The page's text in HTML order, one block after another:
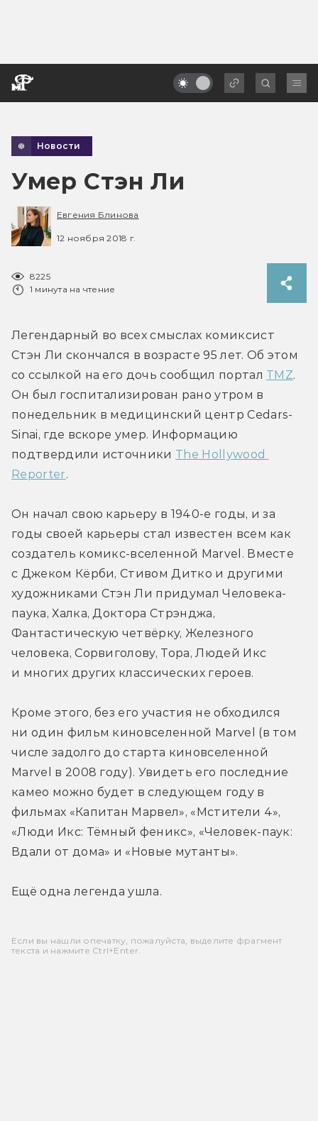
Новости
Умер Стэн Ли
Евгения Блинова
12 ноября 2018 г.
8225
1 минута на чтение
Легендарный во всех смыслах комиксист
Стэн Ли скончался в возрасте 95 лет. Об этом
со ссылкой на его дочь сообщил портал TMZ.
Он был госпитализирован рано утром в
понедельник в медицинский центр Cedars-
Sinai, где вскоре умер. Информацию
подтвердили источники The Hollywood
Reporter.
Он начал свою карьеру в 1940-е годы, и за
годы своей карьеры стал известен всем как
создатель комикс-вселенной Marvel. Вместе
с Джеком Кёрби, Стивом Дитко и другими
художниками Стэн Ли придумал Человека-
паука, Халка, Доктора Стрэнджа,
Фантастическую четвёрку, Железного
человека, Сорвиголову, Тора, Людей Икс
и многих других классических героев.
Кроме этого, без его участия не обходился
ни один фильм киновселенной Marvel (в том
числе задолго до старта киновселенной
Marvel в 2008 году). Увидеть его последние
камео можно будет в следующем году в
фильмах «Капитан Марвел», «Мстители 4»,
«Люди Икс: Тёмный феникс», «Человек-паук:
Вдали от дома» и «Новые мутанты».
Ещё одна легенда ушла.
Если вы нашли опечатку, пожалуйста, выделите фрагмент
текста и нажмите Ctrl+Enter.